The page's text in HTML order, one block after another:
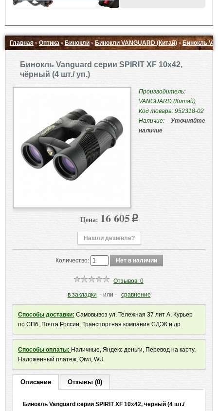
Главная»Оптика » Бинокли» Бинокли VANGUARD (Китай)»Бинокль
Бинокль Vanguard серии SPIRIT XF 10х42,
чёрный (4 шт./ уп.)
Производитель:
VANGUARD (Китай)
Код товара: 952318-02
Наличие: Уточняйте
наличие
Цена: 16 605 p
Нашли дешевле?
Количество:
Отзывов: 0
в закладки - или - сравнение
Способы доставки: Самовывоз ул. Тележная 37 лит А, Курьер
по СПб, Почта России, Транспортная компания СДЭК и др.
Способы оплаты: Наличные, Яндекс деньги, Перевод на карту,
Наложенный платеж, Qiwi, WU
Описание Отзывы (0)
Бинокль Vanguard серии SPIRIT XF 10х42, чёрный (4 шт./